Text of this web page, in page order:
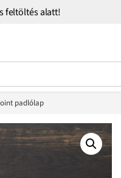
feltöltés alatt!
padlólap